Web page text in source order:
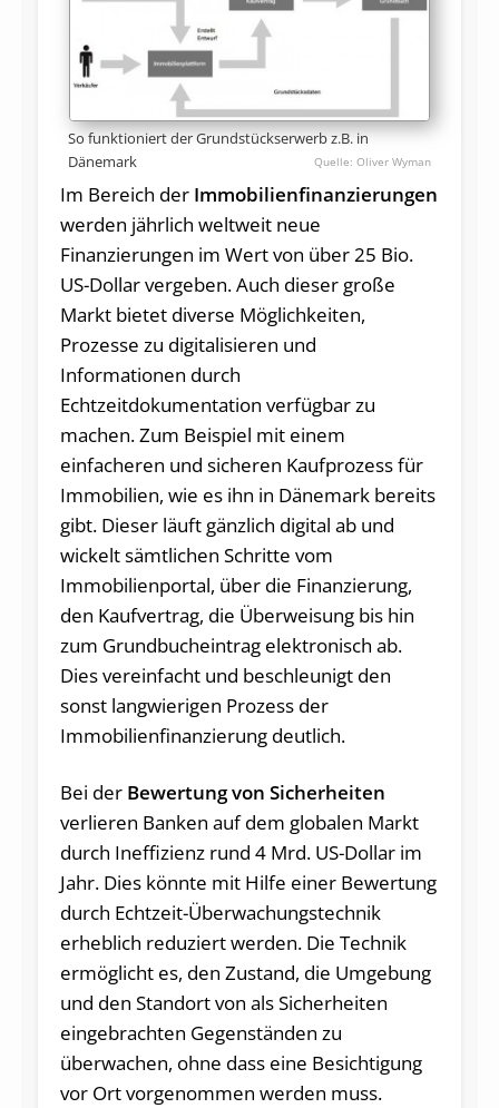
So funktioniert der Grundstückserwerb z.B. in
Dänemark
Oliver Wyman
Im Bereich der Immobilienfinanzierungen
werden jährlich weltweit neue
Finanzierungen im Wert von über 25 Bio.
US-Dollar vergeben. Auch dieser große
Markt bietet diverse Möglichkeiten,
Prozesse zu digitalisieren und
Informationen durch
Echtzeitdokumentation verfügbar zu
machen. Zum Beispiel mit einem
einfacheren und sicheren Kaufprozess für
Immobilien, wie es ihn in Dänemark bereits
gibt. Dieser läuft gänzlich digital ab und
wickelt sämtlichen Schritte vom
Immobilienportal, über die Finanzierung,
den Kaufvertrag, die Überweisung bis hin
zum Grundbucheintrag elektronisch ab.
Dies vereinfacht und beschleunigt den
sonst langwierigen Prozess der
Immobilienfinanzierung deutlich.
Bei der Bewertung von Sicherheiten
verlieren Banken auf dem globalen Markt
durch Ineffizienz rund 4 Mrd. US-Dollar im
Jahr. Dies könnte mit Hilfe einer Bewertung
durch Echtzeit-Überwachungstechnik
erheblich reduziert werden. Die Technik
ermöglicht es, den Zustand, die Umgebung
und den Standort von als Sicherheiten
eingebrachten Gegenständen zu
überwachen, ohne dass eine Besichtigung
vor Ort vorgenommen werden muss.